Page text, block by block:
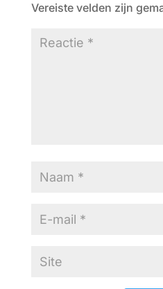
Vereiste velden zijn